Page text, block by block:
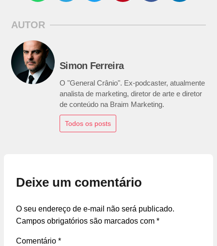
AUTOR
Simon Ferreira
O "General Crânio". Ex-podcaster, atualmente
analista de marketing, diretor de arte e diretor
de conteúdo na Braim Marketing.
Todos os posts
Deixe um comentário
O seu endereço de e-mail não será publicado.
Campos obrigatórios são marcados com *
Comentário *